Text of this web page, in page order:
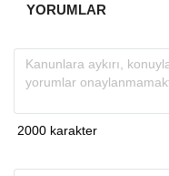
YORUMLAR